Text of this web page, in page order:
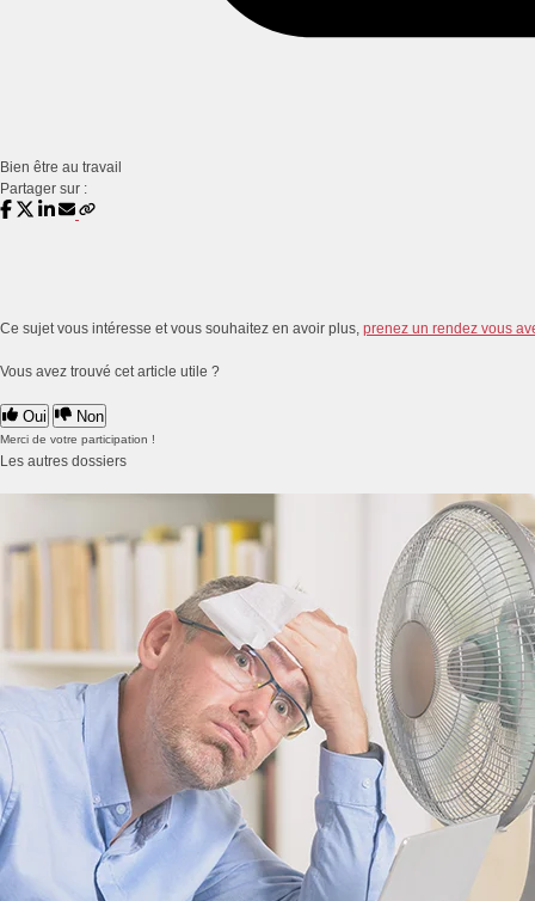
Bien être au travail
Partager sur :
Ce sujet vous intéresse et vous souhaitez en avoir plus, prenez un rendez vous
Vous avez trouvé cet article utile ?
Oui Non
Merci de votre participation !
Les autres dossiers